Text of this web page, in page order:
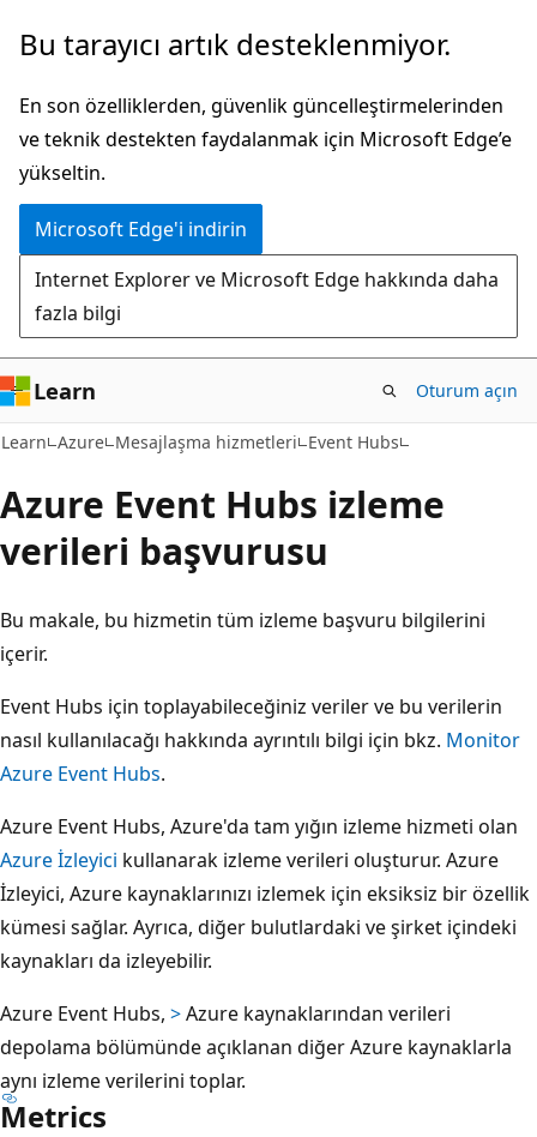
Ana
atla
Bu tarayıcı artık desteklenmiyor.
En son özelliklerden, güvenlik güncelleştirmelerinden
ve teknik destekten faydalanmak için Microsoft Edge’e
yükseltin.
Microsoft Edge'i indirin
Internet Explorer ve Microsoft Edge hakkında daha
fazla bilgi
Learn Oturum açın
Learn Azure Mesajlaşma hizmetleri Event Hubs
Azure Event Hubs izleme
verileri başvurusu
Bu makale, bu hizmetin tüm izleme başvuru bilgilerini
içerir.
Event Hubs için toplayabileceğiniz veriler ve bu verilerin
nasıl kullanılacağı hakkında ayrıntılı bilgi için bkz. Monitor
Azure Event Hubs.
Azure Event Hubs, Azure'da tam yığın izleme hizmeti olan
Azure İzleyici kullanarak izleme verileri oluşturur. Azure
İzleyici, Azure kaynaklarınızı izlemek için eksiksiz bir özellik
kümesi sağlar. Ayrıca, diğer bulutlardaki ve şirket içindeki
kaynakları da izleyebilir.
Azure Event Hubs, >Azure kaynaklarından verileri
depolama bölümünde açıklanan diğer Azure kaynaklarla
aynı izleme verilerini toplar.
Metrics